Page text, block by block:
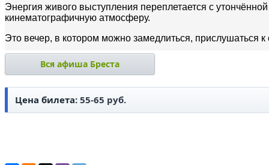
Энергия живого выступления переплетается с
кинематографичную атмосферу.
Это вечер, в котором можно замедлиться, прислушаться
Вся афиша Бреста
Цена билета: 55-65 руб.